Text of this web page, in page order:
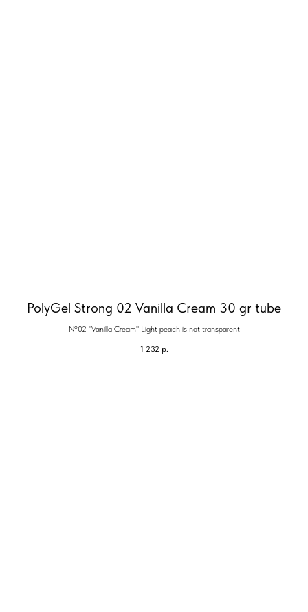
PolyGel Strong 02 Vanilla Cream 30 gr tube
№02 "Vanilla Cream" Light peach is not transparent
1 232 р.